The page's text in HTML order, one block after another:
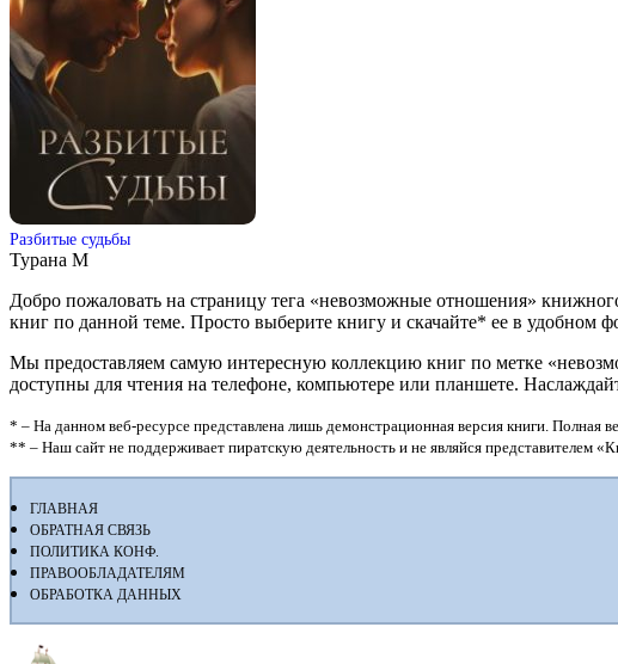
Разбитые судьбы
Турана М
Добро пожаловать на страницу тега «невозможные отношения»
книг по данной теме. Просто выберите книгу и скачайте* ее в удобном
Мы предоставляем самую интересную коллекцию книг по метке
доступны для чтения на телефоне, компьютере или планшете.
* – На данном веб-ресурсе представлена лишь демонстрационная версия книги. Полная
** – Наш сайт не поддерживает пиратскую деятельность и не являйся представителем
ГЛАВНАЯ
ОБРАТНАЯ СВЯЗЬ
ПОЛИТИКА КОНФ.
ПРАВООБЛАДАТЕЛЯМ
ОБРАБОТКА ДАННЫХ